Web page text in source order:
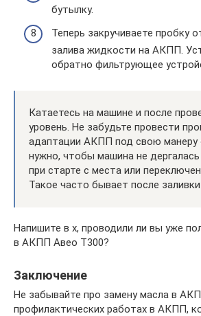
бутылку.
Теперь закручиваете пробку
залива жидкости на АКПП.
обратно фильтрующее
Катаетесь на машине и после
уровень. Не забудьте провести
адаптации АКПП под свою манеру
нужно, чтобы машина не
при старте с места или
Такое часто бывает после
Напишите в х, проводили ли вы уже
в АКПП Авео Т300?
Заключение
Не забывайте про замену масла в
профилактических работах в АКПП,